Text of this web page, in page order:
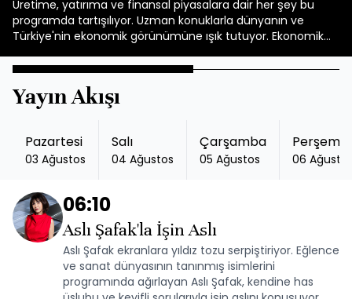
Üretime, yatırıma ve finansal piyasalara dair her şey bu
programda tartışılıyor. Uzman konuklarla dünyanın ve
Türkiye'nin ekonomik görünümüne ışık tutuyor. Ekonomik
Yayın Akışı
Pazartesi
03 Ağustos
Salı
04 Ağustos
Çarşamba
05 Ağustos 06
06:10
Aslı Şafak'la İşin Aslı
Aslı Şafak ekranlara yıldız tozu serpiştiriyor. Eğlence
ve sanat dünyasının tanınmış isimlerini
programında ağırlayan Aslı Şafak, kendine has